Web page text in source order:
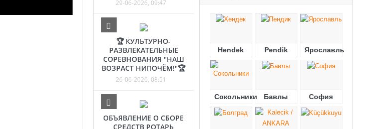
29-06-2026, 09:47
🏆 КУЛЬТУРНО-
РАЗВЛЕКАТЕЛЬНЫЕ
СОРЕВНОВАНИЯ "НАШ
ВОЗРАСТ НИПОЧЁМ!"🏆
26-06-2026, 08:51
ОБЪЯВЛЕНИЕ О СБОРЕ
СРЕДСТВ РОТАРЬ
Hendek Pendik Ярославль
Сокольники Бавлы София